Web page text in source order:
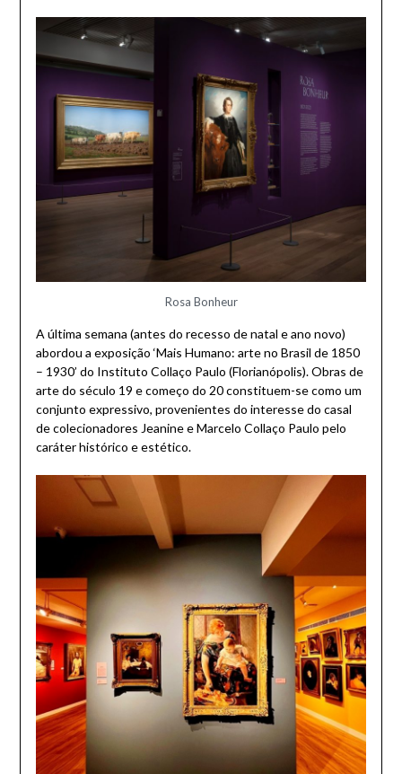
Rosa Bonheur
A última semana (antes do recesso de natal e ano novo)
abordou a exposição ‘Mais Humano: arte no Brasil de 1850
– 1930’ do Instituto Collaço Paulo (Florianópolis). Obras de
arte do século 19 e começo do 20 constituem-se como um
conjunto expressivo, provenientes do interesse do casal
de colecionadores Jeanine e Marcelo Collaço Paulo pelo
caráter histórico e estético.